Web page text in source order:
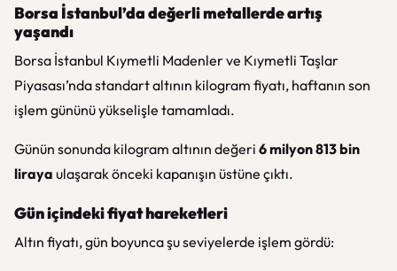
Borsa İstanbul’da değerli metallerde artış
yaşandı
Borsa İstanbul Kıymetli Madenler ve Kıymetli Taşlar
Piyasası’nda standart altının kilogram fiyatı, haftanın son
işlem gününü yükselişle tamamladı.
Günün sonunda kilogram altının değeri 6 milyon 813 bin
liraya ulaşarak önceki kapanışın üstüne çıktı.
Gün içindeki fiyat hareketleri
Altın fiyatı, gün boyunca şu seviyelerde işlem gördü: